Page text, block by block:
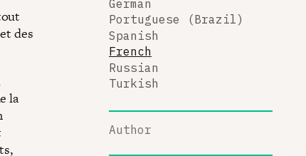
des
la
German
Portuguese (Brazil)
Spanish
French
Russian
Turkish
Author